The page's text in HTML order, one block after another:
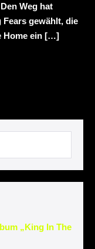
Weg hat
Fears gewählt, die
Home ein […]
„King In The